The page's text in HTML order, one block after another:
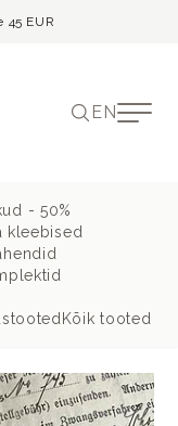
EUR
EN
- 50%
kleebised
Kõik tooted